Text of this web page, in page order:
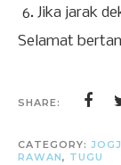
Jika jarak
Selamat
SHARE:
CATEGORY:
RAWAN, TUGU